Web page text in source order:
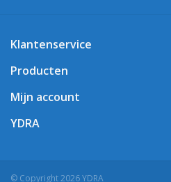
Klantenservice
Producten
Mijn account
YDRA
© Copyright 2026 YDRA